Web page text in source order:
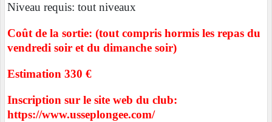
Niveau requis: tout niveaux
Coût de la sortie: (tout compris hormis les repas du
vendredi soir et du dimanche soir)
Estimation 330 €
Inscription sur le site web du club:
https://www.usseplongee.com/